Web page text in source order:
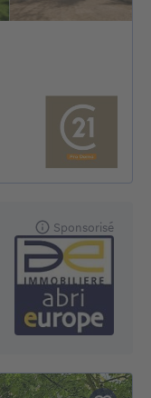
Sponsorisé